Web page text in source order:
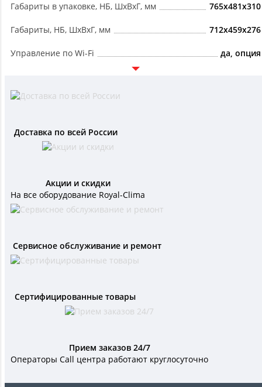
Габариты в упаковке, НБ, ШxВxГ, мм 765x481x310
Габариты, НБ, ШxВxГ, мм 712x459x276
Управление по Wi-Fi да, опция
Доставка по всей России
Акции и скидки
На все оборудование Royal-Clima
Сервисное обслуживание и ремонт
Сертифицированные товары
Прием заказов 24/7
Операторы Call центра работают круглосуточно